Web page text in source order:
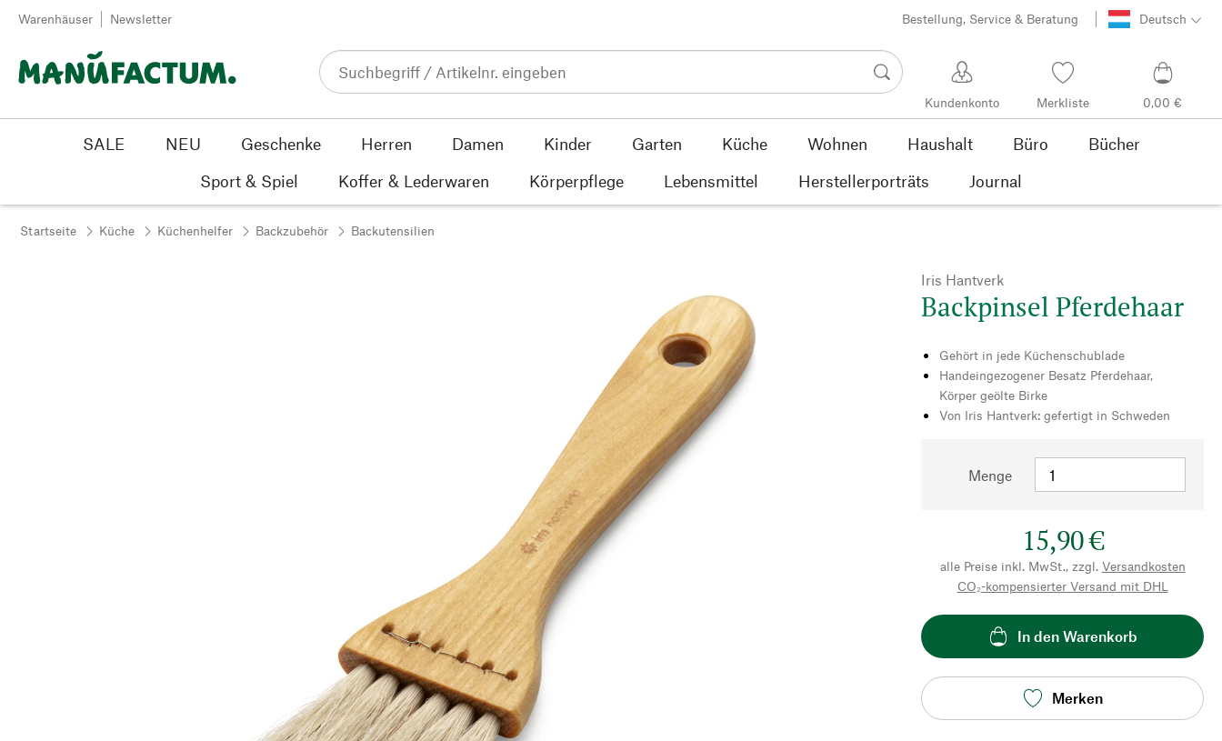
Zum Inhalt springen
Warenhäuser Newsletter Bestellung, Service & Beratung Deutsch
Kundenkonto Merkliste 0,00 €
SALE NEU Geschenke Herren Damen Kinder Garten Küche Wohnen Haushalt Büro
Bücher
Sport & Spiel
Koffer & Lederwaren Körperpflege Lebensmittel Herstellerporträts Journal
Startseite Küche Küchenhelfer Backzubehör Backutensilien
Iris Hantverk
Backpinsel Pferdehaar
Gehört in jede Küchenschublade
Handeingezogener Besatz Pferdehaar,
Körper geölte Birke
Von Iris Hantverk: gefertigt in Schweden
Menge
15,90 €
alle Preise inkl. MwSt., zzgl. Versandkosten
CO₂-kompensierter Versand mit DHL
In den Warenkorb
Merken